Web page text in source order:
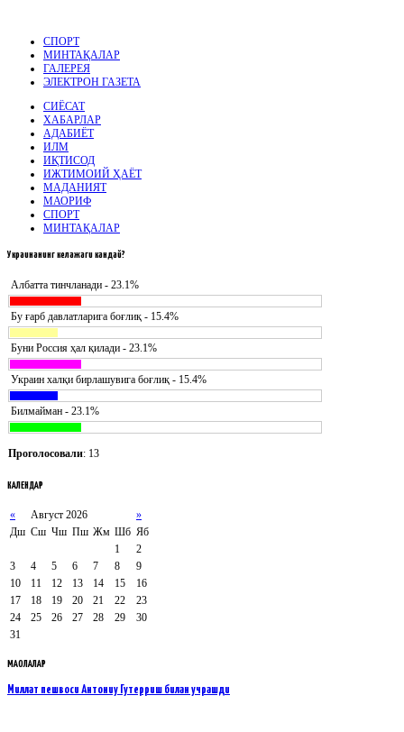
СПОРТ
МИНТАҚАЛАР
ГАЛЕРЕЯ
ЭЛЕКТРОН ГАЗЕТА
СИЁСАТ
ХАБАРЛАР
АДАБИЁТ
ИЛМ
ИҚТИСОД
ИЖТИМОИЙ ҲАЁТ
МАДАНИЯТ
МАОРИФ
СПОРТ
МИНТАҚАЛАР
Украинанингкелажаги кандай?
Албатта тинчланади - 23.1%
Бу ғарб давлатларига боғлиқ - 15.4%
Буни Россия ҳал қилади - 23.1%
Украин халқи бирлашувига боғлиқ - 15.4%
Билмайман - 23.1%
Проголосовали: 13
КАЛЕНДАР
« Август 2026
»
Дш Сш Чш Пш Жм Шб Яб
1
2
3
4 5 6 7 8
9
10
11 12 13 14 15
16
17
18 19 20 21 22
23
24
25 26 27 28 29
30
31
МАҚОЛАЛАР
Миллат пешвоси Антониу Гутерриш билан учрашди